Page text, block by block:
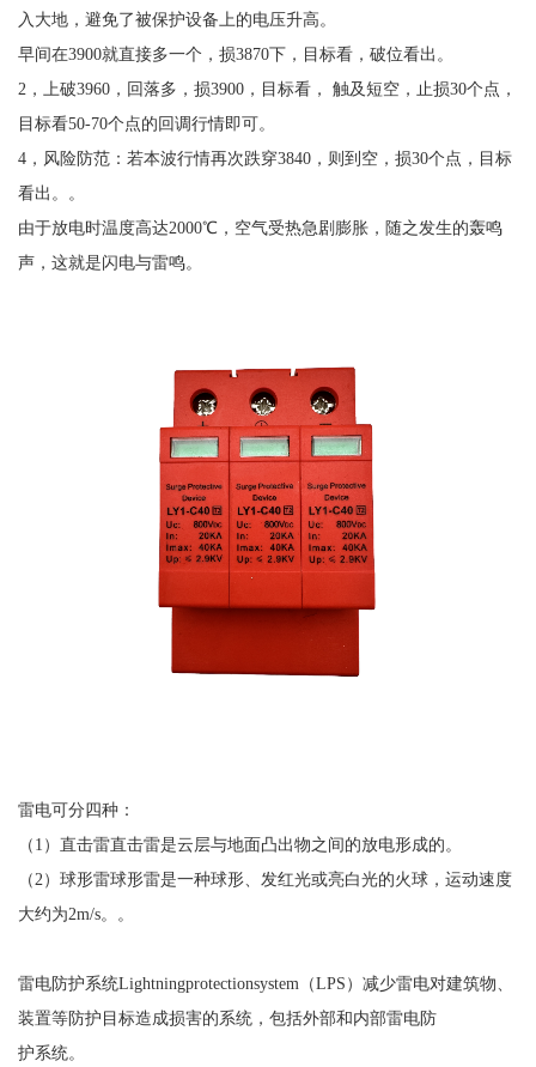
入大地，避免了被保护设备上的电压升高。
早间在3900就直接多一个，损3870下，目标看，破位看出。
2 ，上破3960，回落多，损3900，目标看， 触及短空，止损30个点，
目标看50-70个点的回调行情即可。
4，风险防范：若本波行情再次跌穿3840，则到空，损30个点，目标
看出。。
由于放电时温度高达2000℃，空气受热急剧膨胀，随之发生的轰鸣
声，这就是闪电与雷鸣。
雷电可分四种：
（1 ）直击雷直击雷是云层与地面凸出物之间的放电形成的。
（2）球形雷球形雷是一种球形、发红光或亮白光的火球，运动速度
大约为2m/s。。
雷电防护系统Lightningprotectionsystem （LPS）减少雷电对建筑物、
装置等防护目标造成损害的系统，包括外部和内部雷电防
护系统。